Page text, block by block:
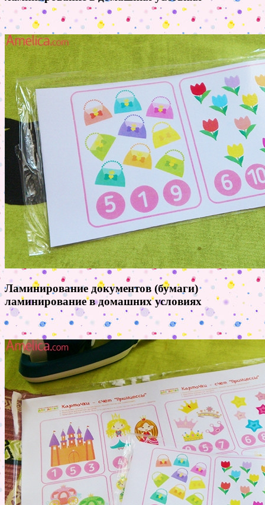
Ламинирование документов (бумаги)
ламинирование в домашних условиях